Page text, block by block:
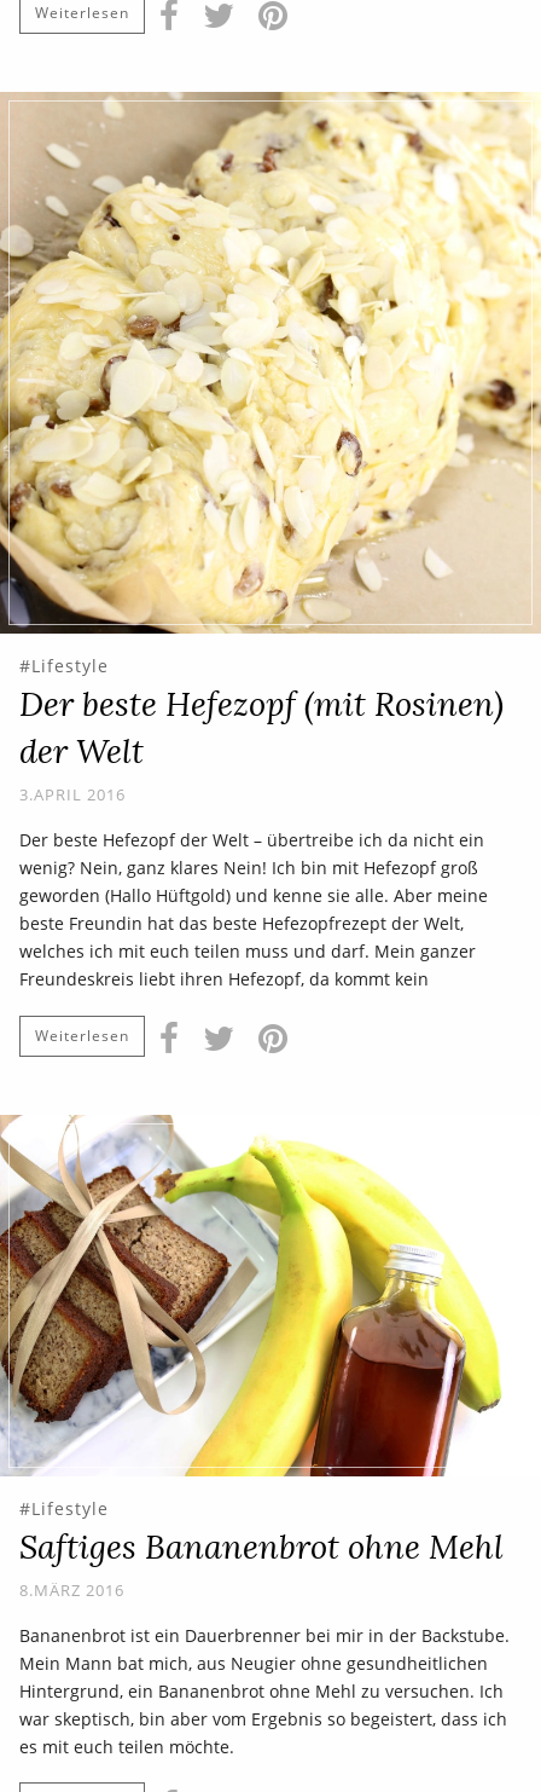
Weiterlesen
Lifestyle
Der beste Hefezopf (mit Rosinen)
der Welt
3.APRIL 2016
Der beste Hefezopf der Welt – übertreibe ich da nicht ein
wenig? Nein, ganz klares Nein! Ich bin mit Hefezopf groß
geworden (Hallo Hüftgold) und kenne sie alle. Aber meine
beste Freundin hat das beste Hefezopfrezept der Welt,
welches ich mit euch teilen muss und darf. Mein ganzer
Freundeskreis liebt ihren Hefezopf, da kommt kein
Weiterlesen
Lifestyle
Saftiges Bananenbrot ohne Mehl
8.MÄRZ 2016
Bananenbrot ist ein Dauerbrenner bei mir in der Backstube.
Mein Mann bat mich, aus Neugier ohne gesundheitlichen
Hintergrund, ein Bananenbrot ohne Mehl zu versuchen. Ich
war skeptisch, bin aber vom Ergebnis so begeistert, dass ich
es mit euch teilen möchte.